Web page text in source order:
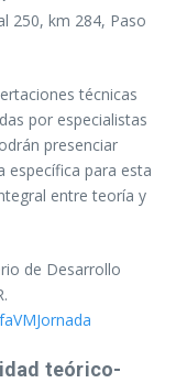
250, km 284, Paso
técnicas
por especialistas
presenciar
específica para esta
entre teoría y
de Desarrollo
teórico-